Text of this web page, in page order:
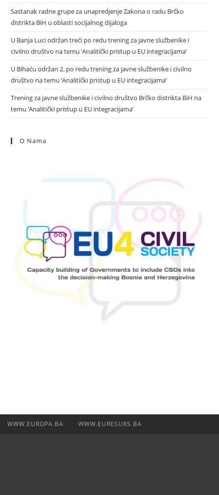
Sastanak radne grupe za unapredjenje Zakona o radu Brčko
distrikta BiH u oblasti socijalnog dijaloga
U Banja Luci održan treći po redu trening za javne službenike i
civilno društvo na temu ‘Analitički pristup u EU integracijama’
U Bihaću održan 2. po redu trening za javne službenike i civilno
društvo na temu ‘Analitički pristup u EU integracijama’
Trening za javne službenike i civilno društvo Brčko distrikta BiH na
temu ‘Analitički pristup u EU integracijama’
O Nama
WWW.EUROPA.BA WWW.EURESURS.BA